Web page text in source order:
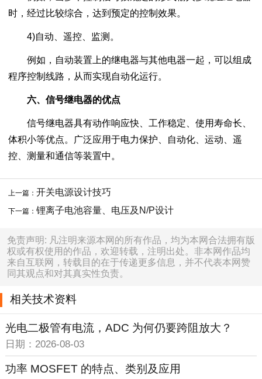
时，经过比较综合，达到预定的控制效果。
4)自动、遥控、监测。
例如，自动装置上的继电器与其他电器一起，可以组成
程序控制线路，从而实现自动化运行。
六、信号继电器的优点
信号继电器具有动作响应快、工作稳定、使用寿命长、
体积小等优点。广泛应用于电力保护、自动化、运动、遥
控、测量和通信等装置中。
上一篇：开关电源设计技巧
下一篇：锂离子电池容量、电压及N/P设计
免责声明: 凡注明来源本网的所有作品，均为本网合法拥有版
权或有权使用的作品，欢迎转载，注明出处。非本网作品均
来自互联网，转载目的在于传递更多信息，并不代表本网赞
同其观点和对其真实性负责。
相关技术资料
光电二极管有电流，ADC 为何仍要跨阻放大？
日期：2026-08-03
功率 MOSFET 的特点、类别及应用